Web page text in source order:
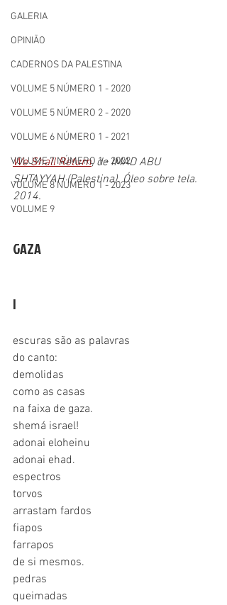
GALERIA
OPINIÃO
CADERNOS DA PALESTINA
VOLUME 5 NÚMERO 1 - 2020
VOLUME 5 NÚMERO 2 - 2020
VOLUME 6 NÚMERO 1 - 2021
VOLUME 7 NÚMERO 1 - 2022
VOLUME 8 NÚMERO 1 - 2023
VOLUME 9
We Shall Return, de IMAD ABU
SHTAYYAH (Palestina). Óleo sobre tela.
2014.
GAZA
I
escuras são as palavras
do canto:
demolidas
como as casas
na faixa de gaza.
shemá israel!
adonai eloheinu
adonai ehad.
espectros
torvos
arrastam fardos
fiapos
farrapos
de si mesmos.
pedras
queimadas